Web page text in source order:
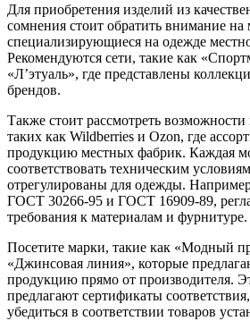
Для приобретения изделий из
сомнения стоит обратить внимание на
специализирующиеся на одежде
Рекомендуются сети, такие как
«Л’этуаль», где представлены
брендов.
Также стоит рассмотреть возможности
таких как Wildberries и Ozon, где
продукцию местных фабрик. Каждая
соответствовать техническим
отрегулированы для одежды.
ГОСТ 30266-95 и ГОСТ 16909-89,
требования к материалам и фурнитуре.
Посетите марки, такие как «Модный
«Джинсовая линия», которые
продукцию прямо от производителя.
предлагают сертификаты
убедиться в соответствии товаров